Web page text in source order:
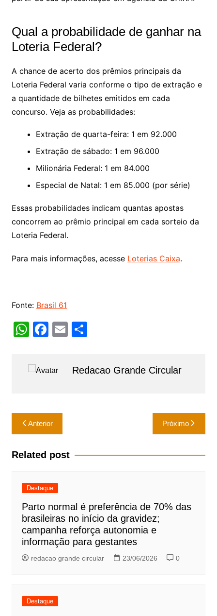
Qual a probabilidade de ganhar na
Loteria Federal?
A chance de acerto dos prêmios principais da
Loteria Federal varia conforme o tipo de extração e
a quantidade de bilhetes emitidos em cada
concurso. Veja as probabilidades:
Extração de quarta-feira: 1 em 92.000
Extração de sábado: 1 em 96.000
Milionária Federal: 1 em 84.000
Especial de Natal: 1 em 85.000 (por série)
Essas probabilidades indicam quantas apostas
concorrem ao prêmio principal em cada sorteio da
Loteria Federal.
Para mais informações, acesse Loterias Caixa.
Fonte: Brasil 61
W
at
s
p
F
e
o
k
E S
e
Redacao Grande Circular
Navegação
de
Post
Anterior Próximo
Related post
Destaque
Parto normal é preferência de 70% das
brasileiras no início da gravidez;
campanha reforça autonomia e
informação para gestantes
redacao grande circular 23/06/2026 0
Destaque